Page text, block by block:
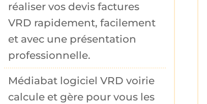
réaliser vos devis factures
VRD rapidement, facilement
et avec une présentation
professionnelle.
Médiabat logiciel VRD voirie
calcule et gère pour vous les